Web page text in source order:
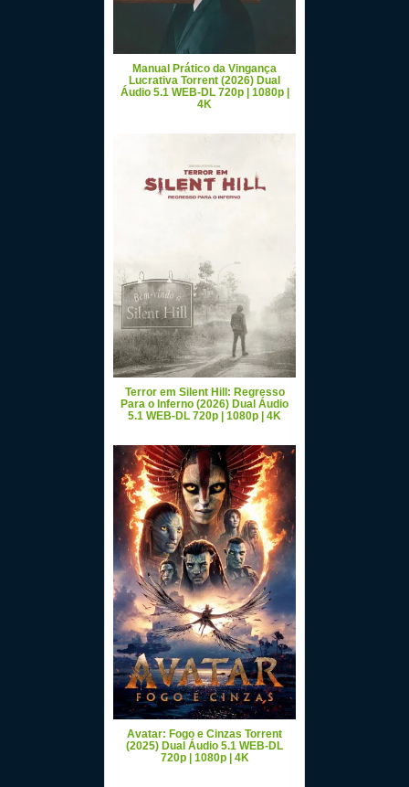
Manual Prático da Vingança
Lucrativa Torrent (2026) Dual
Áudio 5.1 WEB-DL 720p | 1080p |
4K
Terror em Silent Hill: Regresso
Para o Inferno (2026) Dual Áudio
5.1 WEB-DL 720p | 1080p | 4K
Avatar: Fogo e Cinzas Torrent
(2025) Dual Áudio 5.1 WEB-DL
720p | 1080p | 4K